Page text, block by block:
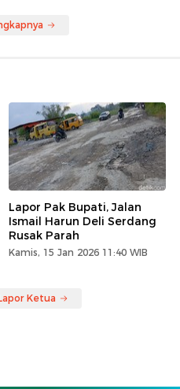
Lapor Pak Bupati, Jalan
Ismail Harun Deli Serdang
Rusak Parah
Kamis, 15 Jan 2026 11:40 WIB
Ketua